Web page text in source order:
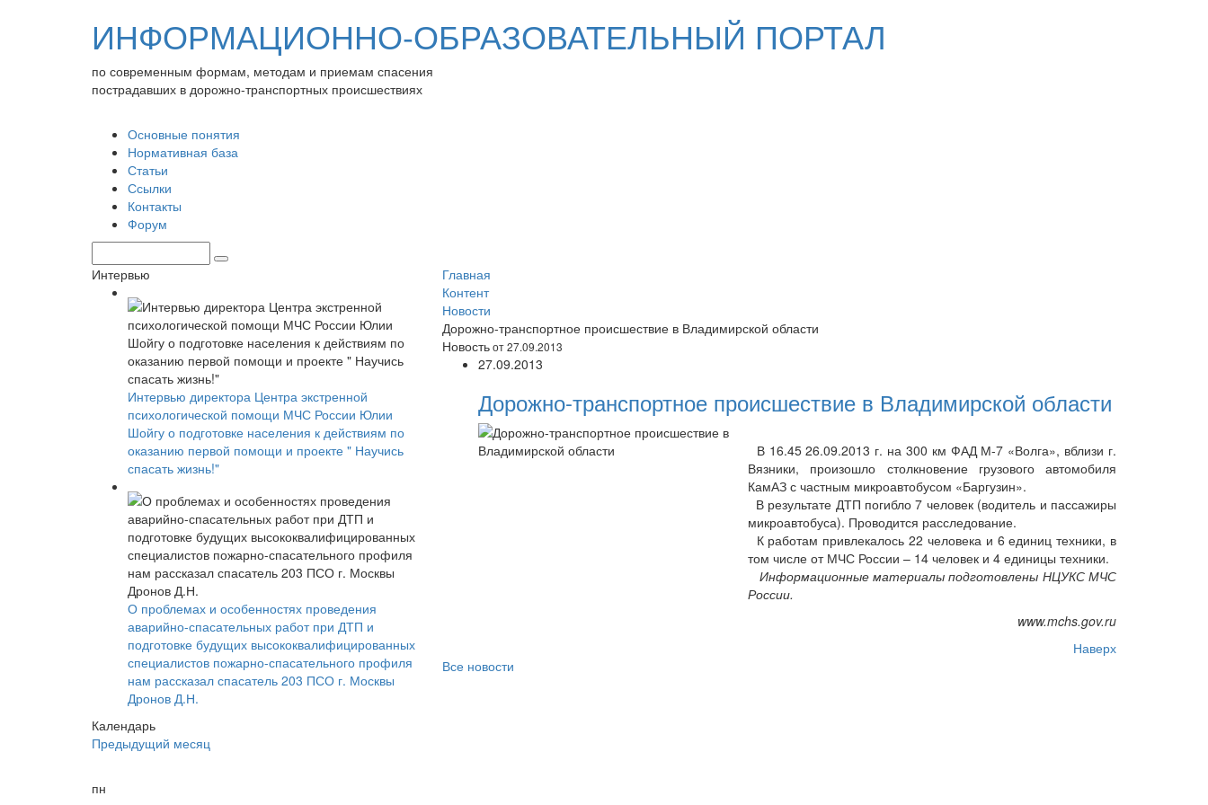
ИНФОРМАЦИОННО-ОБРАЗОВАТЕЛЬНЫЙ ПОРТАЛ
по современным формам, методам и приемам спасения
пострадавших в дорожно-транспортных происшествиях
Основные понятия
Нормативная база
Статьи
Ссылки
Контакты
Форум
Интервью
Интервью директора Центра экстренной
психологической помощи МЧС России Юлии
Шойгу о подготовке населения к действиям по
оказанию первой помощи и проекте " Научись
спасать жизнь!"
О проблемах и особенностях проведения
аварийно-спасательных работ при ДТП и
подготовке будущих высококвалифицированных
специалистов пожарно-спасательного профиля
нам рассказал спасатель 203 ПСО г. Москвы
Дронов Д.Н.
Календарь
Предыдущий месяц
пн
Главная
Контент
Новости
Дорожно-транспортное происшествие в Владимирской области
Новостьот 27.09.2013
27.09.2013
Дорожно-транспортное происшествие в Владимирской области
В 16.45 26.09.2013 г. на 300 км ФАД М-7 «Волга», вблизи г.
Вязники, произошло столкновение грузового автомобиля
КамАЗ с частным микроавтобусом «Баргузин».
В результате ДТП погибло 7 человек (водитель и пассажиры
микроавтобуса). Проводится расследование.
К работам привлекалось 22 человека и 6 единиц техники, в
том числе от МЧС России – 14 человек и 4 единицы техники.
Информационные материалы подготовлены НЦУКС МЧС
России.
www.mchs.gov.ru
Наверх
Все новости